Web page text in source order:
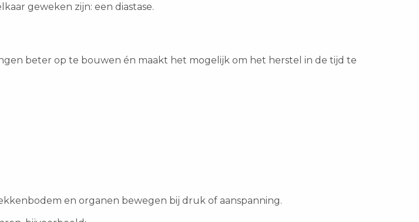
geweken zijn: een diastase.
beter op te bouwen én maakt het mogelijk om het herstel in de tijd te
en organen bewegen bij druk of aanspanning.